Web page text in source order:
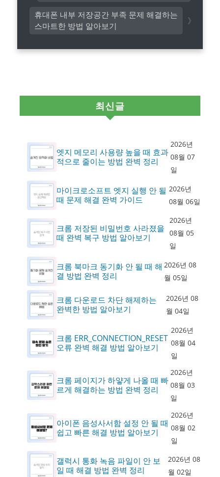
휴대폰 내부 저장공간 부족 문제 해결하는
스마트한 방법 알아보기
최신글
엣지 메모리 사용량 높을 때 효과
적으로 줄이는 방법 완벽 정리
2026년
08월 07
일
마이크로소프트 엣지 실행 안 될
때 문제 해결 완벽 가이드
2026년
08월 06일
크롬 저장된 비밀번호 사라졌을
때 완벽 복구 방법 알아보기
2026년
08월 05
일
크롬 북마크 동기화 안 될 때 해
결 방법 완벽 정리
2026년 08
월 05일
크롬 다운로드 차단 해제하는
완벽한 방법 알아보기
2026년 08
월 04일
크롬 ERR_CONNECTION_RESET
오류 완벽 해결 방법 알아보기
2026년
08월 04
일
크롬 페이지가 하얗게 나올 때 빠
르게 해결하는 방법 완벽 정리
2026년
08월 03
일
아이폰 음성사서함 설정 안 될 때
쉽고 빠른 해결 방법 알아보기
2026년
08월 02
일
갤럭시 통화 녹음 파일이 안 보
일 때 해결 방법 완벽 정리
2026년 08
월 02일